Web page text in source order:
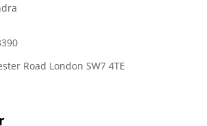
Road London SW7 4TE